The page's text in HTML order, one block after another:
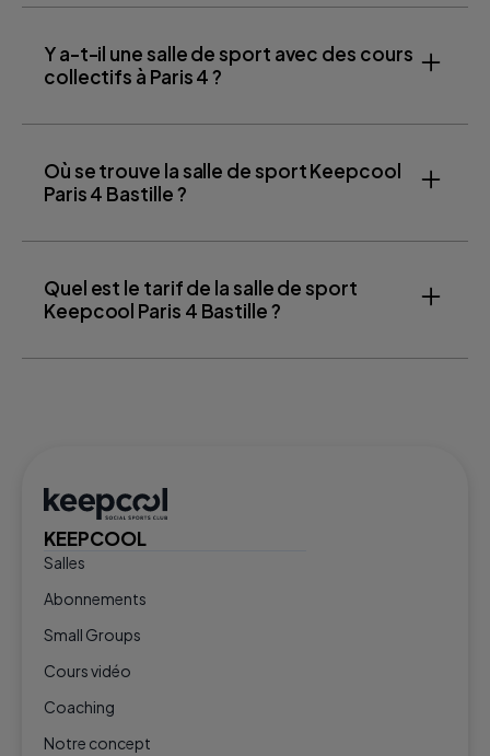
Y a-t-il une salle de sport avec des cours
collectifs à Paris 4 ?
Où se trouve la salle de sport Keepcool
Paris 4 Bastille ?
Quel est le tarif de la salle de sport
Keepcool Paris 4 Bastille ?
KEEPCOOL
Salles
Abonnements
Small Groups
Cours vidéo
Coaching
Notre concept